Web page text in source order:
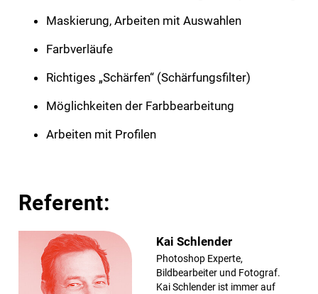
Maskierung, Arbeiten mit Auswahlen
Farbverläufe
Richtiges „Schärfen“ (Schärfungsfilter)
Möglich­keiten der Farbbearbeitung
Arbeiten mit Profilen
Referent:
Kai Schlender
Photoshop Experte,
Bildbearbeiter und Fotograf.
Kai Schlender ist immer auf